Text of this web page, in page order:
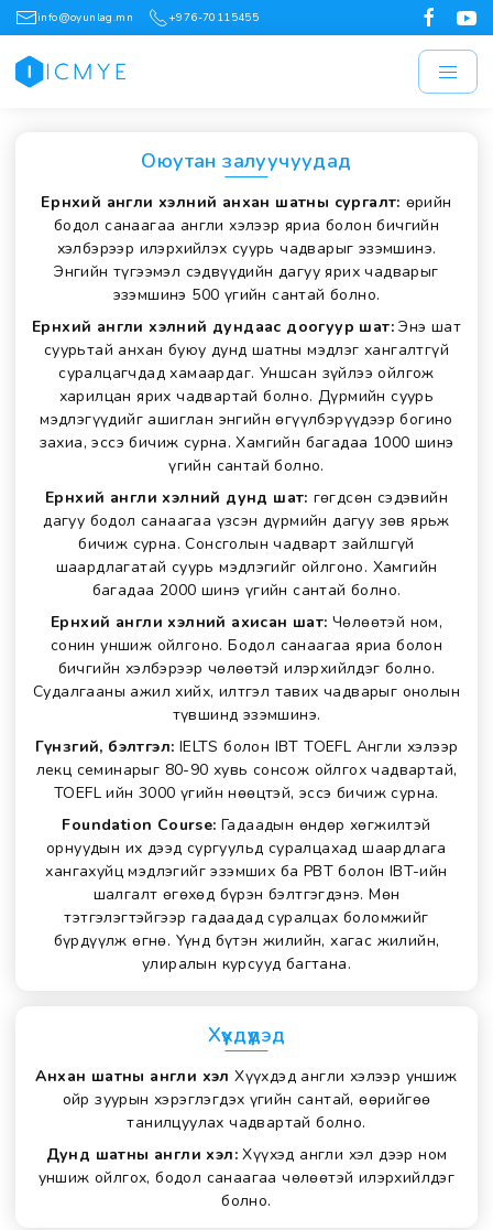
info@oyunlag.mn +976-70115455
Оюутан залуучуудад
Ерөнхий англи хэлний анхан шатны сургалт: Өөрийн
бодол санаагаа англи хэлээр яриа болон бичгийн
хэлбэрээр илэрхийлэх суурь чадварыг эзэмшинэ.
Энгийн түгээмэл сэдвүүдийн дагуу ярих чадварыг
эзэмшинэ 500 үгийн сантай болно.
Ерөнхий англи хэлний дундаас доогуур шат: Энэ шат
суурьтай анхан буюу дунд шатны мэдлэг хангалтгүй
суралцагчдад хамаардаг. Уншсан зүйлээ ойлгож
харилцан ярих чадвартай болно. Дүрмийн суурь
мэдлэгүүдийг ашиглан энгийн өгүүлбэрүүдээр богино
захиа, эссэ бичиж сурна. Хамгийн багадаа 1000 шинэ
үгийн сантай болно.
Ерөнхий англи хэлний дунд шат: Өгөгдсөн сэдэвийн
дагуу бодол санаагаа үзсэн дүрмийн дагуу зөв ярьж
бичиж сурна. Сонсголын чадварт зайлшгүй
шаардлагатай суурь мэдлэгийг ойлгоно. Хамгийн
багадаа 2000 шинэ үгийн сантай болно.
Ерөнхий англи хэлний ахисан шат: Чөлөөтэй ном,
сонин уншиж ойлгоно. Бодол санаагаа яриа болон
бичгийн хэлбэрээр чөлөөтэй илэрхийлдэг болно.
Судалгааны ажил хийх, илтгэл тавих чадварыг онолын
түвшинд эзэмшинэ.
Гүнзгий, бэлтгэл: IELTS болон IBT TOEFL Англи хэлээр
лекц семинарыг 80-90 хувь сонсож ойлгох чадвартай,
TOEFL ийн 3000 үгийн нөөцтэй, эссэ бичиж сурна.
Foundation Course: Гадаадын өндөр хөгжилтэй
орнуудын их дээд сургуульд суралцахад шаардлага
хангахуйц мэдлэгийг эзэмших ба РВТ болон IBT-ийн
шалгалт өгөхөд бүрэн бэлтгэгдэнэ. Мөн
тэтгэлэгтэйгээр гадаадад суралцах боломжийг
бүрдүүлж өгнө. Үүнд бүтэн жилийн, хагас жилийн,
улиралын курсууд багтана.
Хүүхдүүдэд
Анхан шатны англи хэл Хүүхдэд англи хэлээр уншиж
ойр зуурын хэрэглэгдэх үгийн сантай, өөрийгөө
танилцуулах чадвартай болно.
Дунд шатны англи хэл: Хүүхэд англи хэл дээр ном
уншиж ойлгох, бодол санаагаа чөлөөтэй илэрхийлдэг
болно.